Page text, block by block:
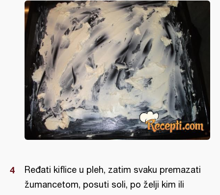
Ređati kiflice u pleh, zatim svaku premazati
žumancetom, posuti soli, po želji kim ili